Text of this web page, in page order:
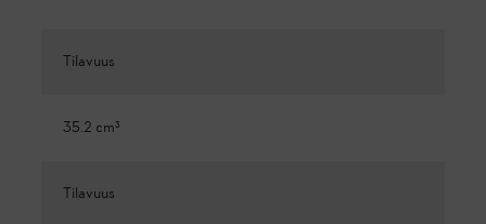
Tilavuus
35.2 cm³
Tilavuus